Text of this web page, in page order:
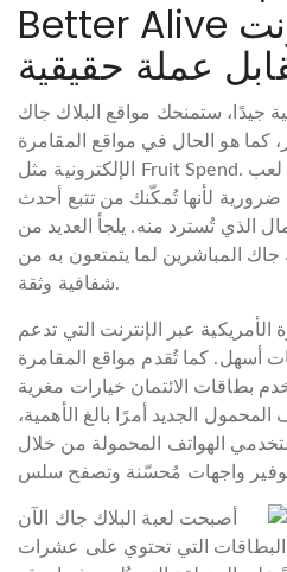
Better Alive على الإنترنت
عملة حقيقية
جيدًا، ستمنحك مواقع البلاك جاك
كما هو الحال في مواقع المقامرة
الإلكترونية مثل Fruit Spend. لا يُنصح باستخدام نصائح لعب
ضرورية لأنها تُمكّنك من تتبع أحدث
الذي تُسترد منه. يلجأ العديد من
جاك المباشرين لما يتمتعون به من
شفافية وثقة.
الأمريكية عبر الإنترنت التي تدعم
أسهل. كما تُقدم مواقع المقامرة
بطاقات الائتمان خيارات مغرية
المحمول الجديد أمرًا بالغ الأهمية،
الهواتف المحمولة من خلال
أصبحت لعبة البلاك جاك الآن
البطاقات التي تحتوي على عشرات